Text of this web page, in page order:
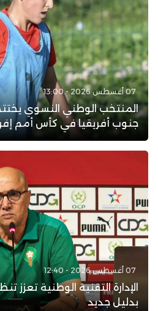
07 أغسطس 2026 - 13:00
المنتخب الوطني النسوي
جنوب أفريقيا في كأس أمم
07 أغسطس 2026 - 12:40
الإدارة التقنية الوطنية تعزز
بدليل جديد